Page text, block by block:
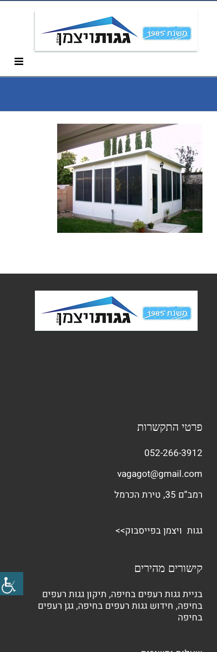
Skip
content
פרטי התקשרות
052-266-3912
vagagot@gmail.com
רמב”ם 35, טירת הכרמל
גגות ויצמן בפייסבוק>>
קישורים מהירים
בניית גגות רעפים בחיפה, תיקון גגות רעפים
בחיפה, חידוש גגות רעפים בחיפה,גגן רעפים
בחיפה